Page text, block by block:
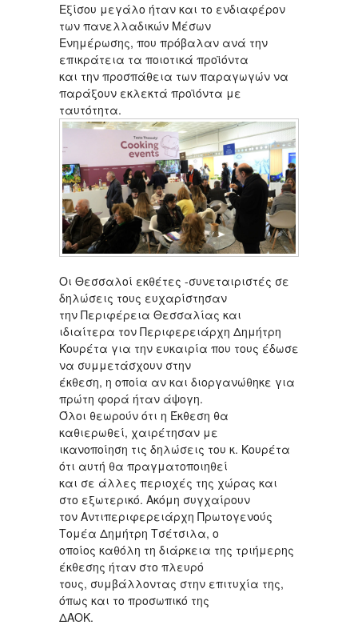
Εξίσου μεγάλο ήταν και το ενδιαφέρον
των πανελλαδικών Μέσων
Ενημέρωσης, που πρόβαλαν ανά την
επικράτεια τα ποιοτικά προϊόντα
και την προσπάθεια των παραγωγών να
παράξουν εκλεκτά προϊόντα με
ταυτότητα.
Οι Θεσσαλοί εκθέτες -συνεταιριστές σε
δηλώσεις τους ευχαρίστησαν
την Περιφέρεια Θεσσαλίας και
ιδιαίτερα τον Περιφερειάρχη Δημήτρη
Κουρέτα για την ευκαιρία που τους έδωσε
να συμμετάσχουν στην
έκθεση, η οποία αν και διοργανώθηκε για
πρώτη φορά ήταν άψογη.
Όλοι θεωρούν ότι η Έκθεση θα
καθιερωθεί, χαιρέτησαν με
ικανοποίηση τις δηλώσεις του κ. Κουρέτα
ότι αυτή θα πραγματοποιηθεί
και σε άλλες περιοχές της χώρας και
στο εξωτερικό. Ακόμη συγχαίρουν
τον Αντιπεριφερειάρχη Πρωτογενούς
Τομέα Δημήτρη Τσέτσιλα, ο
οποίος καθόλη τη διάρκεια της τριήμερης
έκθεσης ήταν στο πλευρό
τους, συμβάλλοντας στην επιτυχία της,
όπως και το προσωπικό της
ΔΑΟΚ.